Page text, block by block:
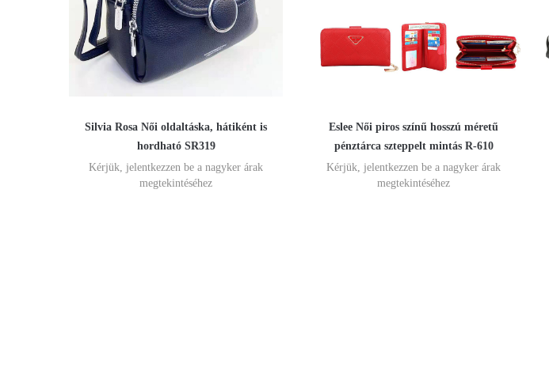
Silvia Rosa Női oldaltáska, hátiként is
hordható SR319
Kérjük, jelentkezzen be a nagyker árak
megtekintéséhez
Eslee Női piros színű hosszú méretű
pénztárca szteppelt mintás R-610
Kérjük, jelentkezzen be a nagyker árak
megtekintéséhez